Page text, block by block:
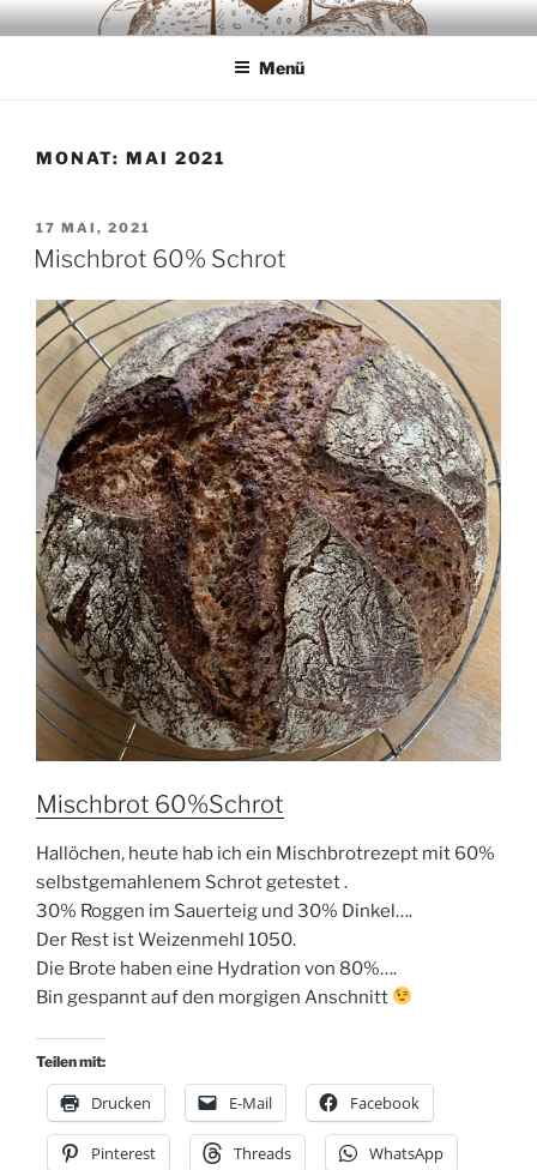
Zum
InhaltSAUERTEIGLIEBE
Backwaren ausschliesslich aus Sauerteig
Menü
MONAT: MAI 2021
VERÖFFENTLICHT
AM
17 MAI, 2021
Mischbrot 60% Schrot
Mischbrot 60%Schrot
Hallöchen, heute hab ich ein Mischbrotrezept mit 60%
selbstgemahlenem Schrot getestet .
30% Roggen im Sauerteig und 30% Dinkel….
Der Rest ist Weizenmehl 1050.
Die Brote haben eine Hydration von 80%….
Bin gespannt auf den morgigen Anschnitt
Teilen mit:
Drucken E-Mail Facebook
Pinterest Threads WhatsApp